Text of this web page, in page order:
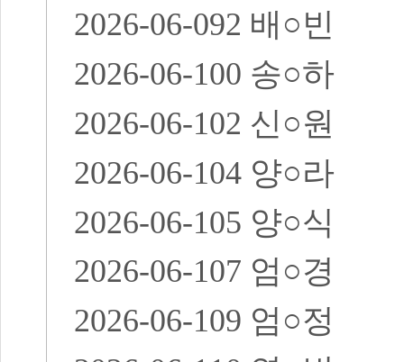
2026-06-092 배 ○빈
2026-06-100 송○하
2026-06-102 신 ○원
2026-06-104 양○라
2026-06-105 양○식
2026-06-107 엄 ○경
2026-06-109 엄 ○정